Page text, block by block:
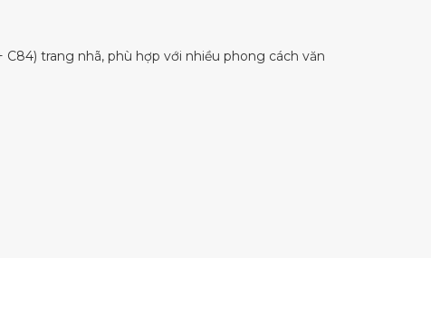
trang nhã, phù hợp với nhiều phong cách văn